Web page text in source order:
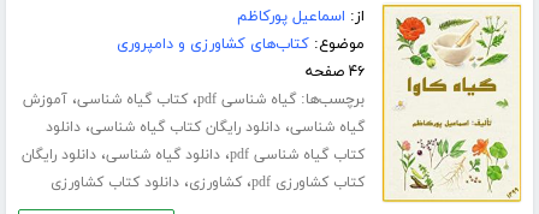
از: اسماعیل پورکاظم
موضوع:کتاب‌های کشاورزی و دامپروری
۴۶ صفحه
برچسب‌ها:گیاه شناسی pdf ،کتاب گیاه شناسی،آموزش
گیاه شناسی،دانلود رایگان کتاب گیاه شناسی،دانلود
کتاب گیاه شناسی pdf
،دانلود گیاه شناسی،دانلود رایگان
کتاب کشاورزی pdf
،کشاورزی،دانلود کتاب کشاورزی